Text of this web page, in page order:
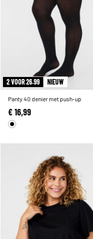
2 VOOR 26.99 NIEUW
Panty 40 denier met push-up
€ 16,99